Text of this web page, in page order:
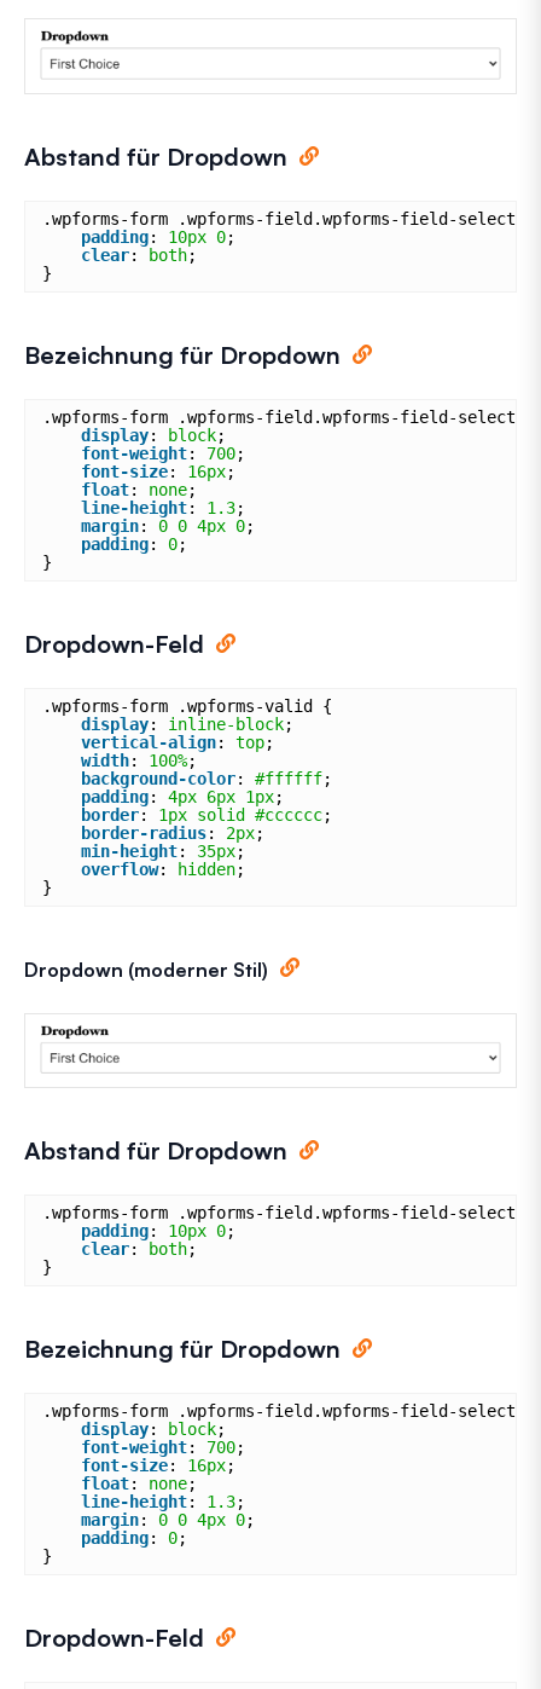
Abstand für Dropdown
.wpforms-form .wpforms-field.wpforms-field-
padding: 10px 0;
clear: both;
}
Bezeichnung für Dropdown
.wpforms-form .wpforms-field.wpforms-field-
display: block;
font-weight: 700;
font-size: 16px;
float: none;
line-height: 1.3;
margin: 0 0 4px 0;
padding: 0;
}
Dropdown-Feld
.wpforms-form .wpforms-valid {
display: inline-block;
vertical-align: top;
width: 100%;
background-color: #ffffff;
padding: 4px 6px 1px;
border: 1px solid #cccccc;
border-radius: 2px;
min-height: 35px;
overflow: hidden;
}
Dropdown (moderner Stil)
Abstand für Dropdown
.wpforms-form .wpforms-field.wpforms-field-
padding: 10px 0;
clear: both;
}
Bezeichnung für Dropdown
.wpforms-form .wpforms-field.wpforms-field-
display: block;
font-weight: 700;
font-size: 16px;
float: none;
line-height: 1.3;
margin: 0 0 4px 0;
padding: 0;
}
Dropdown-Feld